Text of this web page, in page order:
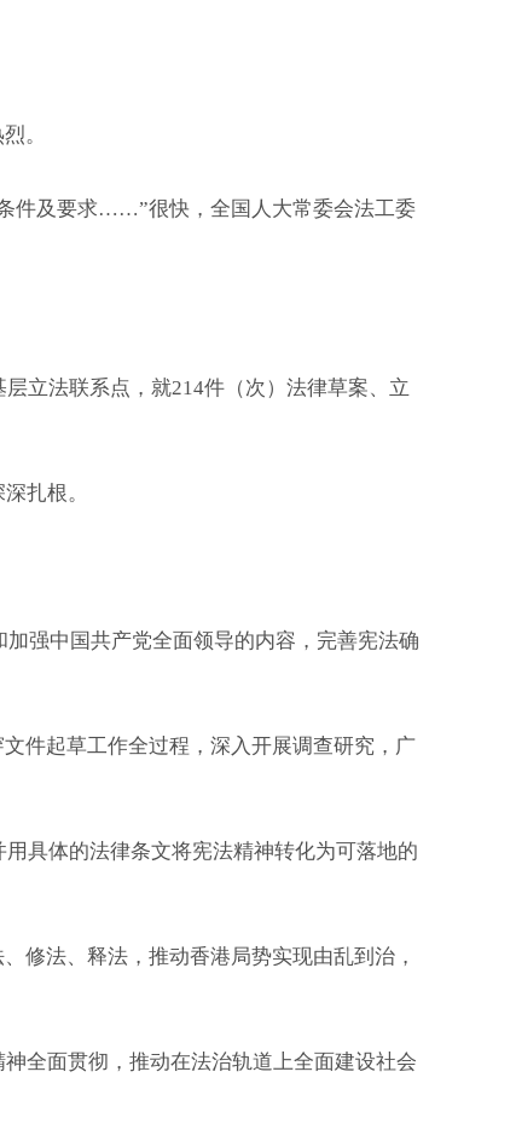
。
件及要求……”很快，全国人大常委会法工委
立法联系点，就214件（次）法律草案、立
扎根。
强中国共产党全面领导的内容，完善宪法确
起草工作全过程，深入开展调查研究，广
具体的法律条文将宪法精神转化为可落地的
法、释法，推动香港局势实现由乱到治，
全面贯彻，推动在法治轨道上全面建设社会